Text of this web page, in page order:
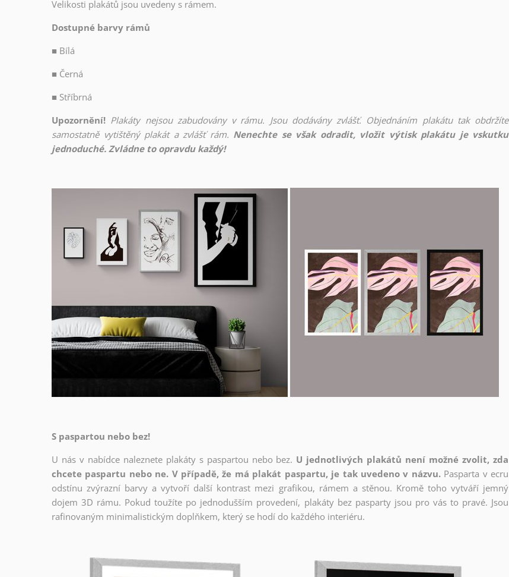
Velikosti plakátů jsou uvedeny s rámem.
Dostupné barvy rámů
■ Bílá
■ Černá
■ Stříbrná
Upozornění! Plakáty nejsou zabudovány v rámu. Jsou dodávány zvlášť. Objednáním plakátu tak obdržíte
samostatně vytištěný plakát a zvlášť rám. Nenechte se však odradit, vložit výtisk plakátu je vskutku
jednoduché. Zvládne to opravdu každý!
S paspartou nebo bez!
U nás v nabídce naleznete plakáty s paspartou nebo bez. U jednotlivých plakátů není možné zvolit, zda
chcete paspartu nebo ne. V případě, že má plakát paspartu, je tak uvedeno v názvu. Pasparta v ecru
odstínu zvýrazní barvy a vytvoří další kontrast mezi grafikou, rámem a stěnou. Kromě toho vytváří jemný
dojem 3D rámu. Pokud toužíte po jednodušším provedení, plakáty bez pasparty jsou pro vás to pravé. Jsou
rafinovaným minimalistickým doplňkem, který se hodí do každého interiéru.